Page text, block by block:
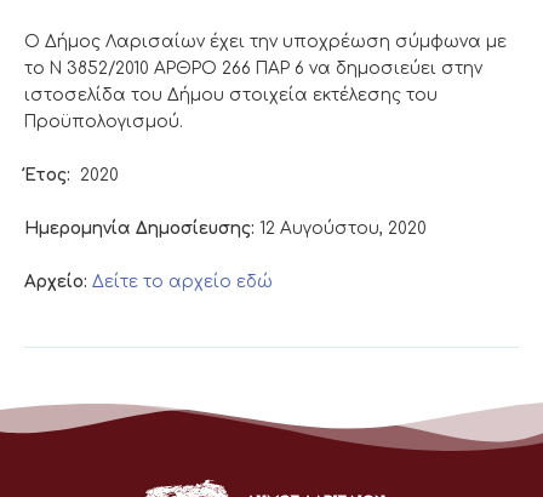
Ο Δήμος Λαρισαίων έχει την υποχρέωση σύμφωνα με
το Ν 3852/2010 ΑΡΘΡΟ 266 ΠΑΡ 6 να δημοσιεύει στην
ιστοσελίδα του Δήμου στοιχεία εκτέλεσης του
Προϋπολογισμού.
Έτος: 2020
Ημερομηνία Δημοσίευσης: 12 Αυγούστου, 2020
Αρχείο: Δείτε το αρχείο εδώ